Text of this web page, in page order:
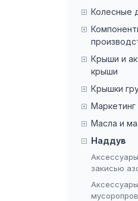
Колесные
Крыши и
крыши
Крышки
Маркетинг
Масла и
Наддув
закисью